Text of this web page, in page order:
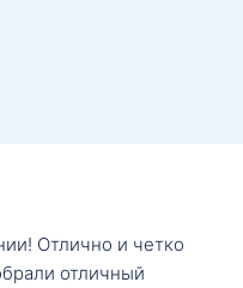
Отлично и четко
отличный